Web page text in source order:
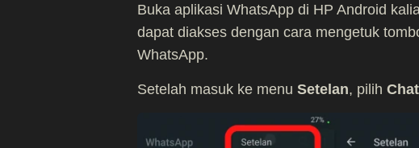
Buka aplikasi WhatsApp di HP Android
dapat diakses dengan cara mengetuk
WhatsApp.
Setelah masuk ke menu Setelan, pilih Chat